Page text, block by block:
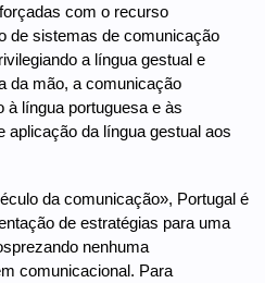
com o recurso
de sistemas de comunicação
a língua gestual e
da mão, a comunicação
à língua portuguesa e às
aplicação da língua gestual aos
da comunicação», Portugal é
de estratégias para uma
nenhuma
comunicacional. Para